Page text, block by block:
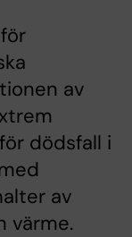
av
dödsfall i
av
värme.